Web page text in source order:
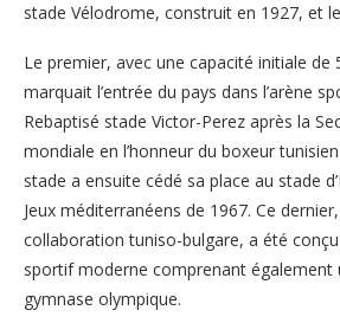
stade Vélodrome, construit en 1927, et
Le premier, avec une capacité initiale de
marquait l’entrée du pays dans l’arène
Rebaptisé stade Victor-Perez après la
mondiale en l’honneur du boxeur
stade a ensuite cédé sa place au stade
Jeux méditerranéens de 1967. Ce
collaboration tuniso-bulgare, a été
sportif moderne comprenant également
gymnase olympique.